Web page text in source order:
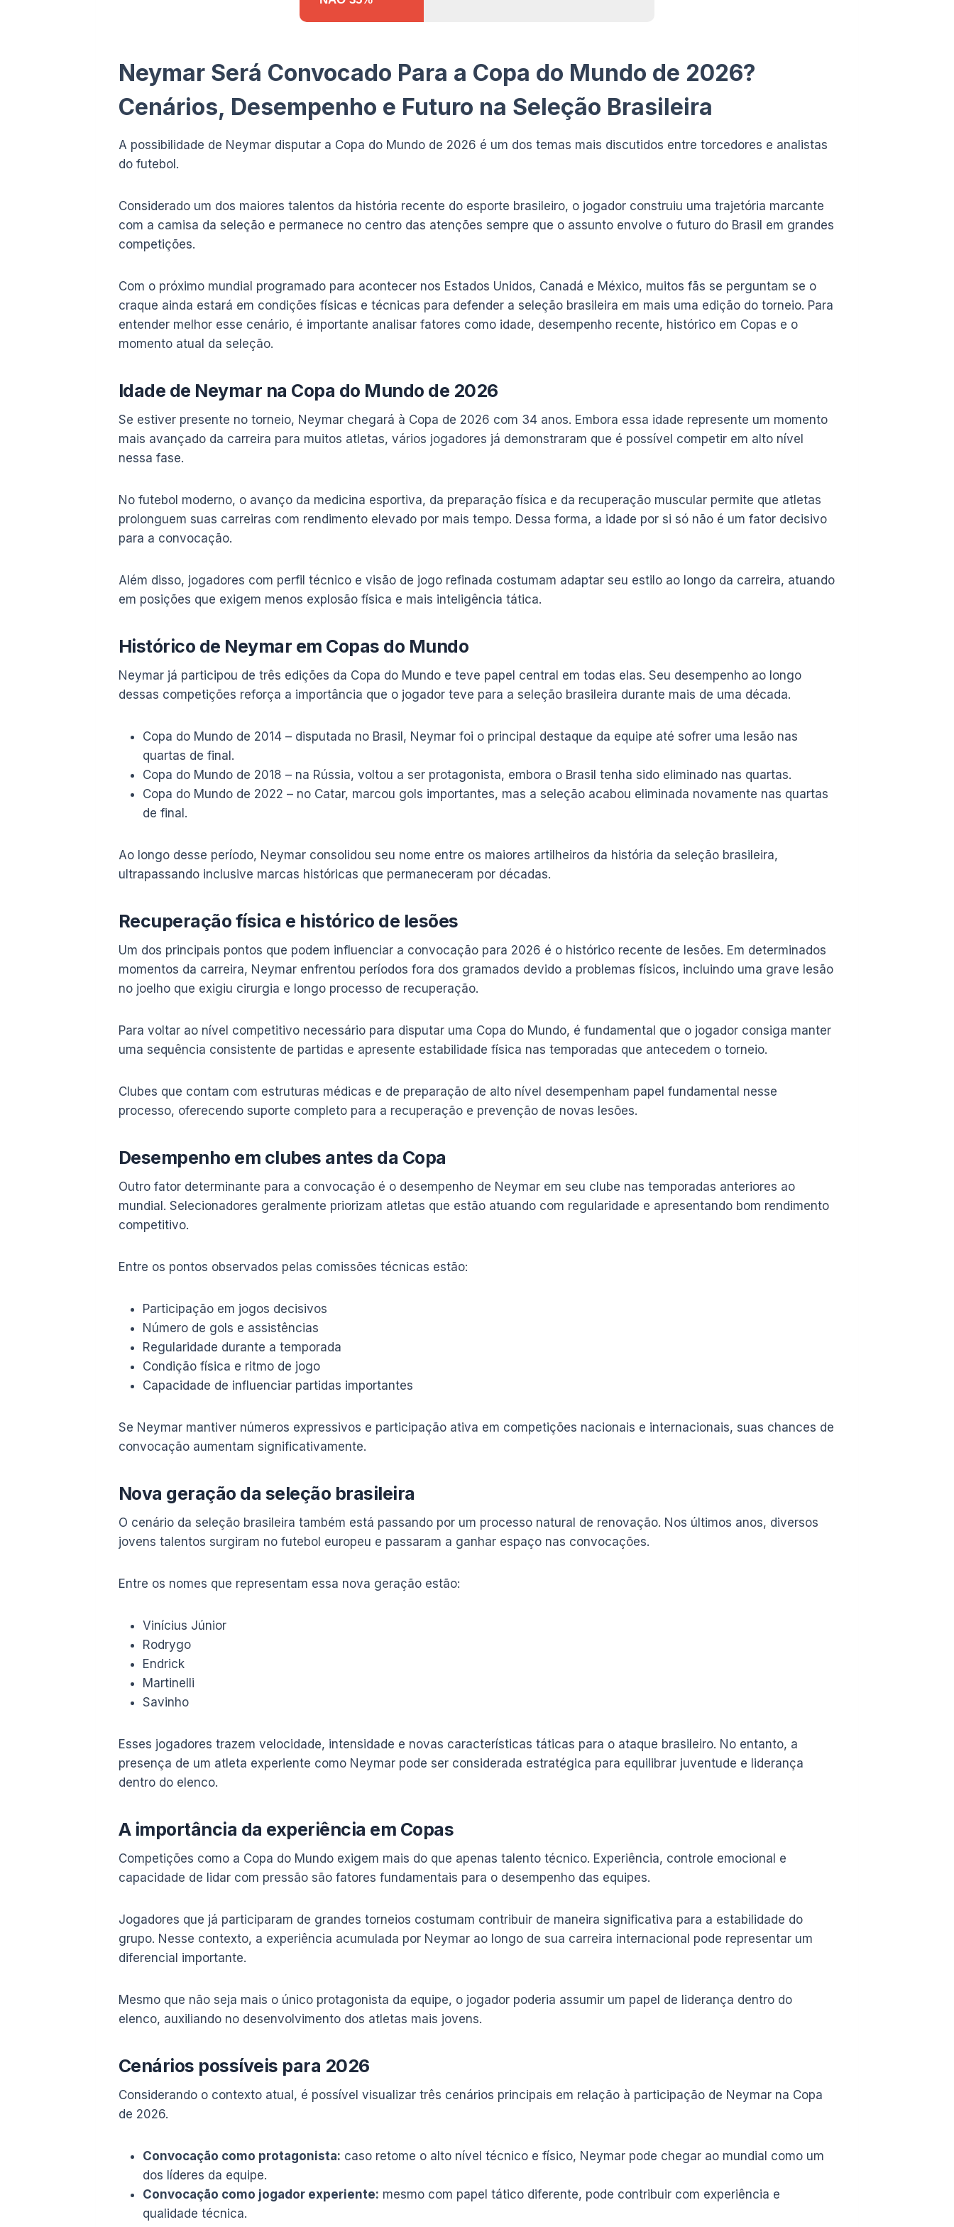
Neymar Será Convocado Para a Copa do Mundo de 2026?
Cenários, Desempenho e Futuro na Seleção Brasileira
A possibilidade de Neymar disputar a Copa do Mundo de 2026 é um dos temas mais discutidos entre torcedores e analistas
do futebol.
Considerado um dos maiores talentos da história recente do esporte brasileiro, o jogador construiu uma trajetória marcante
com a camisa da seleção e permanece no centro das atenções sempre que o assunto envolve o futuro do Brasil em grandes
competições.
Com o próximo mundial programado para acontecer nos Estados Unidos, Canadá e México, muitos fãs se perguntam se o
craque ainda estará em condições físicas e técnicas para defender a seleção brasileira em mais uma edição do torneio. Para
entender melhor esse cenário, é importante analisar fatores como idade, desempenho recente, histórico em Copas e o
momento atual da seleção.
Idade de Neymar na Copa do Mundo de 2026
Se estiver presente no torneio, Neymar chegará à Copa de 2026 com 34 anos. Embora essa idade represente um momento
mais avançado da carreira para muitos atletas, vários jogadores já demonstraram que é possível competir em alto nível
nessa fase.
No futebol moderno, o avanço da medicina esportiva, da preparação física e da recuperação muscular permite que atletas
prolonguem suas carreiras com rendimento elevado por mais tempo. Dessa forma, a idade por si só não é um fator decisivo
para a convocação.
Além disso, jogadores com perfil técnico e visão de jogo refinada costumam adaptar seu estilo ao longo da carreira, atuando
em posições que exigem menos explosão física e mais inteligência tática.
Histórico de Neymar em Copas do Mundo
Neymar já participou de três edições da Copa do Mundo e teve papel central em todas elas. Seu desempenho ao longo
dessas competições reforça a importância que o jogador teve para a seleção brasileira durante mais de uma década.
Copa do Mundo de 2014 – disputada no Brasil, Neymar foi o principal destaque da equipe até sofrer uma lesão nas
quartas de final.
Copa do Mundo de 2018 – na Rússia, voltou a ser protagonista, embora o Brasil tenha sido eliminado nas quartas.
Copa do Mundo de 2022 – no Catar, marcou gols importantes, mas a seleção acabou eliminada novamente nas quartas
de final.
Ao longo desse período, Neymar consolidou seu nome entre os maiores artilheiros da história da seleção brasileira,
ultrapassando inclusive marcas históricas que permaneceram por décadas.
Recuperação física e histórico de lesões
Um dos principais pontos que podem influenciar a convocação para 2026 é o histórico recente de lesões. Em determinados
momentos da carreira, Neymar enfrentou períodos fora dos gramados devido a problemas físicos, incluindo uma grave lesão
no joelho que exigiu cirurgia e longo processo de recuperação.
Para voltar ao nível competitivo necessário para disputar uma Copa do Mundo, é fundamental que o jogador consiga manter
uma sequência consistente de partidas e apresente estabilidade física nas temporadas que antecedem o torneio.
Clubes que contam com estruturas médicas e de preparação de alto nível desempenham papel fundamental nesse
processo, oferecendo suporte completo para a recuperação e prevenção de novas lesões.
Desempenho em clubes antes da Copa
Outro fator determinante para a convocação é o desempenho de Neymar em seu clube nas temporadas anteriores ao
mundial. Selecionadores geralmente priorizam atletas que estão atuando com regularidade e apresentando bom rendimento
competitivo.
Entre os pontos observados pelas comissões técnicas estão:
Participação em jogos decisivos
Número de gols e assistências
Regularidade durante a temporada
Condição física e ritmo de jogo
Capacidade de influenciar partidas importantes
Se Neymar mantiver números expressivos e participação ativa em competições nacionais e internacionais, suas chances de
convocação aumentam significativamente.
Nova geração da seleção brasileira
O cenário da seleção brasileira também está passando por um processo natural de renovação. Nos últimos anos, diversos
jovens talentos surgiram no futebol europeu e passaram a ganhar espaço nas convocações.
Entre os nomes que representam essa nova geração estão:
Vinícius Júnior
Rodrygo
Endrick
Martinelli
Savinho
Esses jogadores trazem velocidade, intensidade e novas características táticas para o ataque brasileiro. No entanto, a
presença de um atleta experiente como Neymar pode ser considerada estratégica para equilibrar juventude e liderança
dentro do elenco.
A importância da experiência em Copas
Competições como a Copa do Mundo exigem mais do que apenas talento técnico. Experiência, controle emocional e
capacidade de lidar com pressão são fatores fundamentais para o desempenho das equipes.
Jogadores que já participaram de grandes torneios costumam contribuir de maneira significativa para a estabilidade do
grupo. Nesse contexto, a experiência acumulada por Neymar ao longo de sua carreira internacional pode representar um
diferencial importante.
Mesmo que não seja mais o único protagonista da equipe, o jogador poderia assumir um papel de liderança dentro do
elenco, auxiliando no desenvolvimento dos atletas mais jovens.
Cenários possíveis para 2026
Considerando o contexto atual, é possível visualizar três cenários principais em relação à participação de Neymar na Copa
de 2026.
Convocação como protagonista: caso retome o alto nível técnico e físico, Neymar pode chegar ao mundial como um
dos líderes da equipe.
Convocação como jogador experiente: mesmo com papel tático diferente, pode contribuir com experiência e
qualidade técnica.